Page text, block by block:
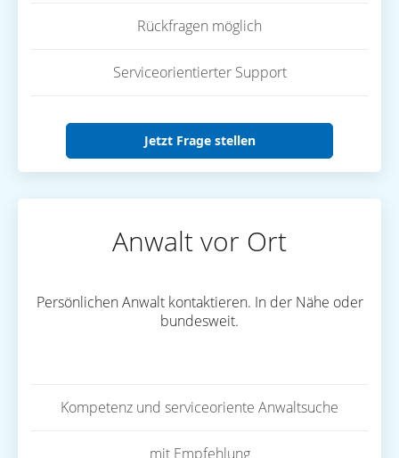
Rückfragen möglich
Serviceorientierter Support
Jetzt Frage stellen
Anwalt vor Ort
Persönlichen Anwalt kontaktieren. In der Nähe oder
bundesweit.
Kompetenz und serviceoriente Anwaltsuche
mit Empfehlung